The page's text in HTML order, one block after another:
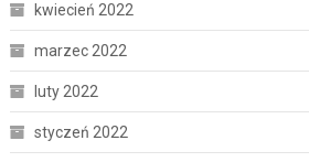
kwiecień 2022
marzec 2022
luty 2022
styczeń 2022